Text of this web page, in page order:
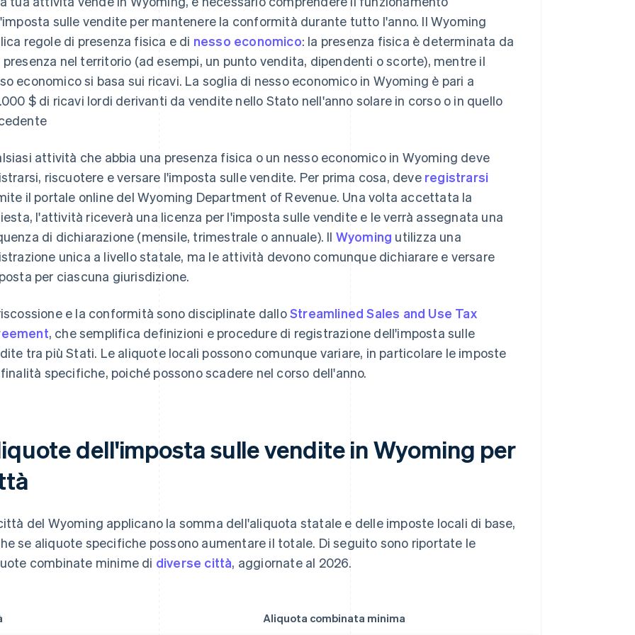
sulle vendite per mantenere la conformità durante tutto l'anno. Il Wyoming
regole di presenza fisica e di nesso economico: la presenza fisica è determinata da
presenza nel territorio (ad esempi, un punto vendita, dipendenti o scorte), mentre il
economico si basa sui ricavi. La soglia di nesso economico in Wyoming è pari a
$ di ricavi lordi derivanti da vendite nello Stato nell'anno solare in corso o in quello
attività che abbia una presenza fisica o un nesso economico in Wyoming deve
riscuotere e versare l'imposta sulle vendite. Per prima cosa, deve registrarsi
il portale online del Wyoming Department of Revenue. Una volta accettata la
l'attività riceverà una licenza per l'imposta sulle vendite e le verrà assegnata una
di dichiarazione (mensile, trimestrale o annuale). Il Wyoming utilizza una
unica a livello statale, ma le attività devono comunque dichiarare e versare
per ciascuna giurisdizione.
e la conformità sono disciplinate dalloStreamlined Sales and Use Tax
, che semplifica definizioni e procedure di registrazione dell'imposta sulle
tra più Stati. Le aliquote locali possono comunque variare, in particolare le imposte
specifiche, poiché possono scadere nel corso dell'anno.
dell'imposta sulle vendite in Wyoming per
del Wyoming applicano la somma dell'aliquota statale e delle imposte locali di base,
se aliquote specifiche possono aumentare il totale. Di seguito sono riportate le
combinate minime di diverse città, aggiornate al 2026.
Aliquota combinata minima